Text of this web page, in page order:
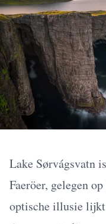
Lake Sørvágsvatn
Faeröer, gelegen
optische illusie lijkt